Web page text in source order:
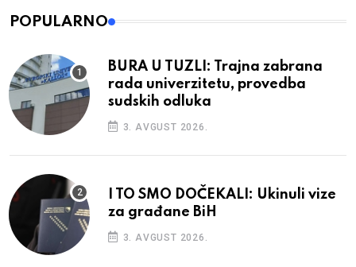
POPULARNO
BURA U TUZLI: Trajna zabrana
rada univerzitetu, provedba
sudskih odluka
3. AVGUST 2026.
I TO SMO DOČEKALI: Ukinuli vize
za građane BiH
3. AVGUST 2026.